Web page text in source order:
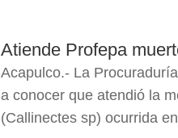
Atiende Profepa
Acapulco.- La
a conocer que atendió la
(Callinectes sp) ocurrida